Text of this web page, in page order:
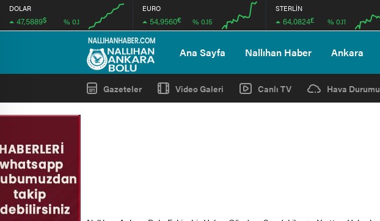
DOLAR
47,5889$ % 0.1
00:00 00:00
EURO
54,9560€ % 0.15
STERLİN
64,0824£ % 0.11
Ana Sayfa Nallıhan Haber Ankara
Gazeteler Video Galeri Canlı TV Hava Durumu